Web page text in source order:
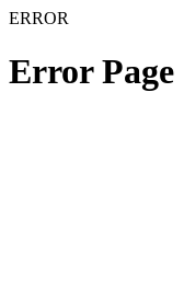
ERROR
Error Page